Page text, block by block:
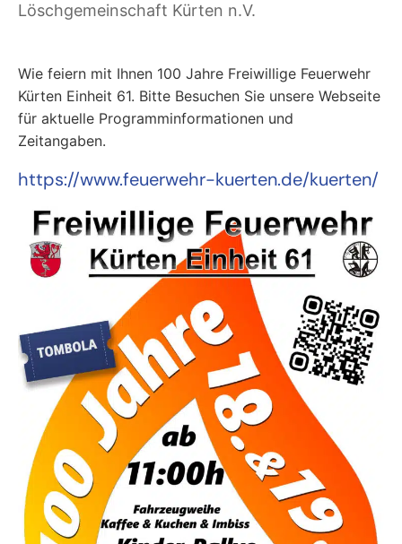
Löschgemeinschaft Kürten n.V.
Wie feiern mit Ihnen 100 Jahre Freiwillige Feuerwehr
Kürten Einheit 61. Bitte Besuchen Sie unsere Webseite
für aktuelle Programminformationen und
Zeitangaben.
https://www.feuerwehr-kuerten.de/kuerten/